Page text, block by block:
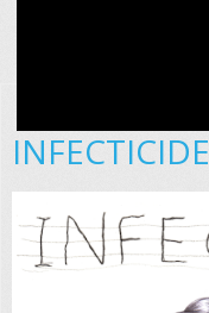
INFECTICIDE